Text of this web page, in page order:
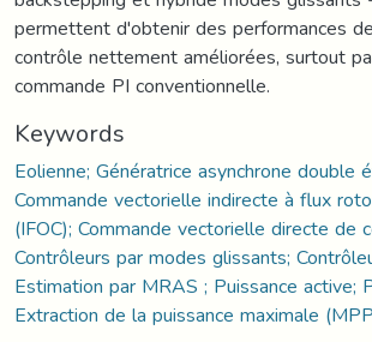
permettent d'obtenir des performances de
contrôle nettement améliorées, surtout
commande PI conventionnelle.
Keywords
Eolienne; Génératrice asynchrone double
Commande vectorielle indirecte à flux
(IFOC); Commande vectorielle directe de
Contrôleurs par modes glissants;
Estimation par MRAS ; Puissance active;
Extraction de la puissance maximale